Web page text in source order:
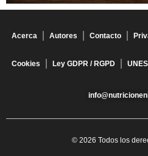
Acerca Autores Contacto
Cookies Ley GDPR / RGPD
© 2026 Todos los